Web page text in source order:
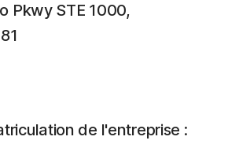
Pkwy STE 1000,
de l'entreprise :